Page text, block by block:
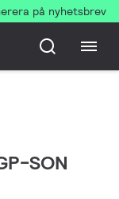
på nyhetsbrev
SON